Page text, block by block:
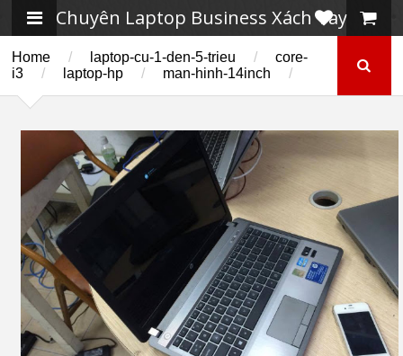
Chuyên Laptop Business Xách Tay
Home / laptop-cu-1-den-5-trieu /
core-
i3
/ laptop-hp / man-hinh-14inch /